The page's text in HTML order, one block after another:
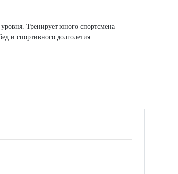
Тренирует юного спортсмена
и спортивного долголетия.